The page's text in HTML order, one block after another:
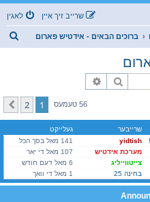
לאגין שרייב זיך איין
ברוכים הבאים - אידטיש פארום
זוך
56 טעמעס 1
2
קומענדיגע
שרייבער
געלייקט
yidtish
141 מאל בסך הכל
מערכת אידטיש
107 מאל די יאר
צייטווייליג
6 מאל דעם חודש
עברית)
בחינה 25 1 מאל די וואך